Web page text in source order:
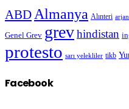
ABDAlmanya Alınteri
Genel Grev grevhindistan
protesto sarı yelekliler tikb
Facebook